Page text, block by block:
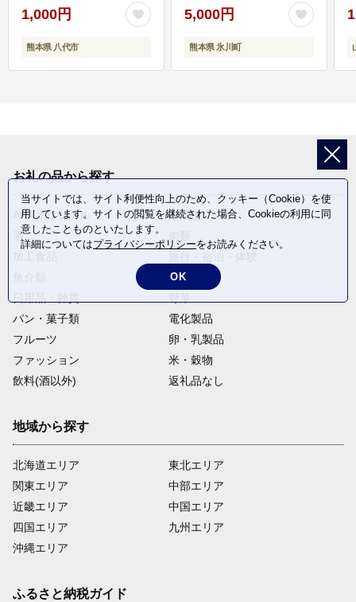
1,000円
熊本県 八代市
5,000円
熊本県 氷川町
お礼の品から探す
ANAオリジナル
定期便
酒
麺類
パン・菓子類
電化製品
フルーツ
卵・乳製品
ファッション
米・穀物
飲料(酒以外)
返礼品なし
地域から探す
北海道エリア
関東エリア
近畿エリア
四国エリア
沖縄エリア
東北エリア
中部エリア
中国エリア
九州エリア
ふるさと納税ガイド
当サイトでは、サイト利便性向上のため、クッキー（Cookie）を使
用しています。サイトの閲覧を継続された場合、Cookieの利用に同
意したことものといたします。
詳細についてはプライバシーポリシーをお読みください。
OK